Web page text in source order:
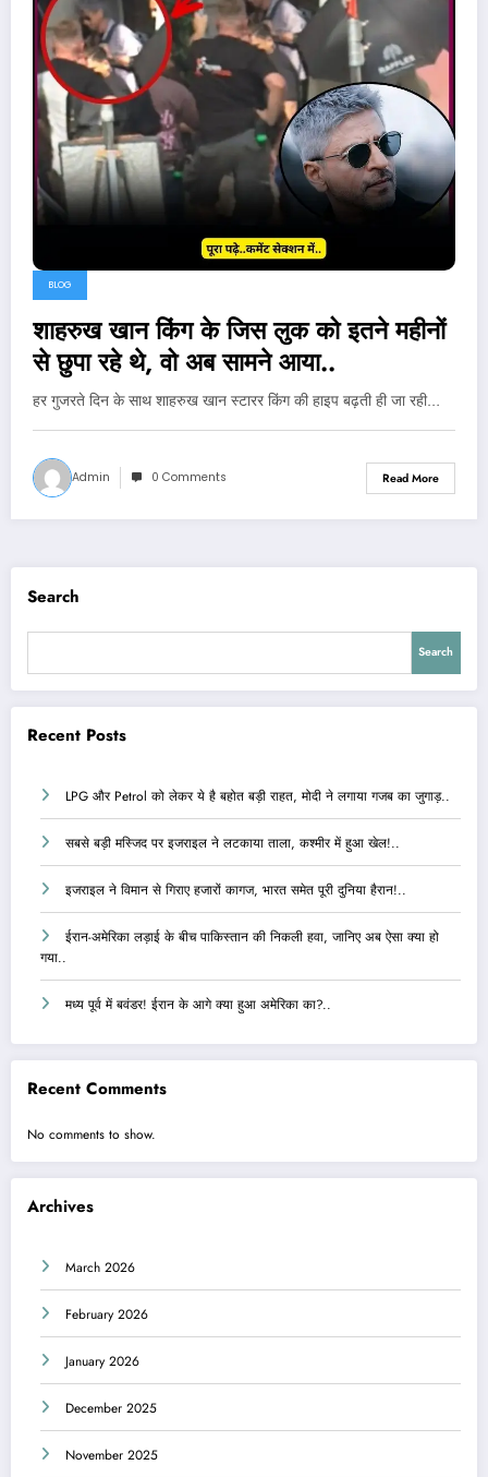
BLOG
शाहरुख खान किंग के जिस लुक को इतने महीनों
से छुपा रहे थे, वो अब सामने आया..
हर गुजरते दिन के साथ शाहरुख खान स्टारर किंग की हाइप बढ़ती ही जा रही…
Admin 0 Comments Read More
Search
Search
Recent Posts
LPG और Petrol को लेकर ये है बहोत बड़ी राहत, मोदी ने लगाया गजब का जुगाड़..
सबसे बड़ी मस्जिद पर इजराइल ने लटकाया ताला, कश्मीर में हुआ खेल!..
इजराइल ने विमान से गिराए हजारों कागज, भारत समेत पूरी दुनिया हैरान!..
ईरान-अमेरिका लड़ाई के बीच पाकिस्तान की निकली हवा, जानिए अब ऐसा क्या हो
गया..
मध्य पूर्व में बवंडर! ईरान के आगे क्या हुआ अमेरिका का?..
Recent Comments
No comments to show.
Archives
March 2026
February 2026
January 2026
December 2025
November 2025